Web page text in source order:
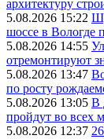
архитектуру
5.08.2026 15:22
шоссе в Вологде
5.08.2026 14:55
отремонтируют
5.08.2026 13:47
по росту
5.08.2026 13:05 В
пройдут во всех
5.08.2026 12:37